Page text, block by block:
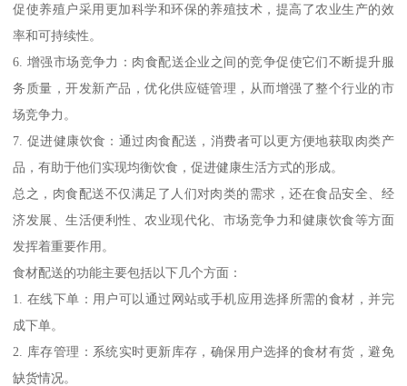
促使养殖户采用更加科学和环保的养殖技术，提高了农业生产的效
率和可持续性。
6. 增强市场竞争力：肉食配送企业之间的竞争促使它们不断提升服
务质量，开发新产品，优化供应链管理，从而增强了整个行业的市
场竞争力。
7. 促进健康饮食：通过肉食配送，消费者可以更方便地获取肉类产
品，有助于他们实现均衡饮食，促进健康生活方式的形成。
总之，肉食配送不仅满足了人们对肉类的需求，还在食品安全、经
济发展、生活便利性、农业现代化、市场竞争力和健康饮食等方面
发挥着重要作用。
食材配送的功能主要包括以下几个方面：
1. 在线下单：用户可以通过网站或手机应用选择所需的食材，并完
成下单。
2. 库存管理：系统实时更新库存，确保用户选择的食材有货，避免
缺货情况。